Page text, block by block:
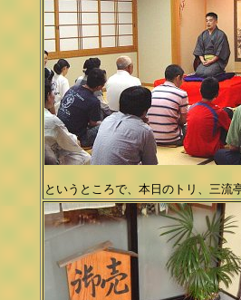
というところで、本日のトリ、三流